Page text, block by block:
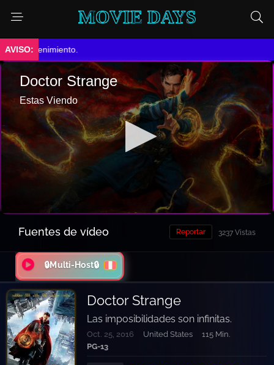
MOVIE DAYS
Fuentes de vídeo 3237 Vistas
Reportar
🔒Multi-Host🔒
Doctor Strange
Las imposibilidades son infinitas.
Oct. 25, 2016 United States
115 Min.
PG-13